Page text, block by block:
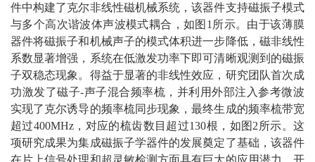
件中构建了克尔非线性磁机械系统，该器件支持磁振子模式
与多个高次谐波体声波模式耦合，如图1所示。由于该薄膜
器件将磁振子和机械声子的模式体积进一步降低，磁非线性
系数显著增强，系统在低激发功率下即可清晰观测到的磁振
子双稳态现象。得益于显著的非线性效应，研究团队首次成
功激发了磁子-声子混合频率梳，并利用外部注入参考微波
实现了克尔诱导的频率梳同步现象，最终生成的频率梳带宽
超过400MHz，对应的梳齿数目超过130根，如图2所示。这
项研究成果为集成磁振子学器件的发展奠定了基础，该器件
在片上信号处理和超灵敏检测方面具有巨大的应用潜力，开